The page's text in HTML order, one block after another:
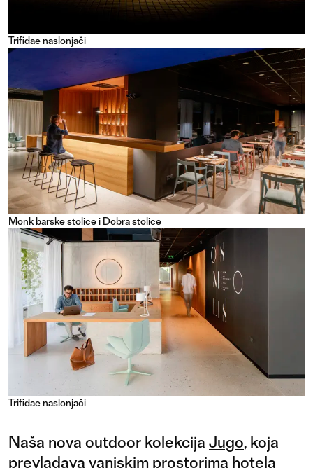
Trifidae naslonjači
Monk barske stolice i Dobra stolice
Trifidae naslonjači
Naša nova outdoor kolekcija Jugo, koja
prevladava vanjskim prostorima hotela